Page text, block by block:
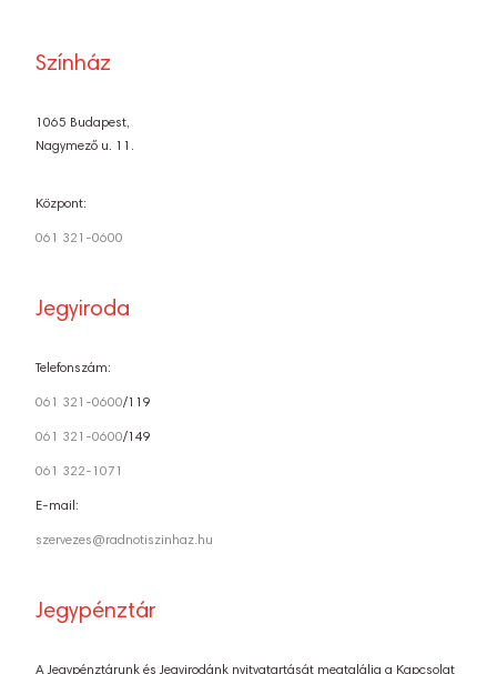
Színház
1065 Budapest,
Nagymező u. 11.
Központ:
061 321-0600
Jegyiroda
Telefonszám:
061 321-0600/119
061 321-0600/149
061 322-1071
E-mail:
szervezes@radnotiszinhaz.hu
Jegypénztár
A Jegypénztárunk és Jegyirodánk nyitvatartását megtalálja a Kapcsolat